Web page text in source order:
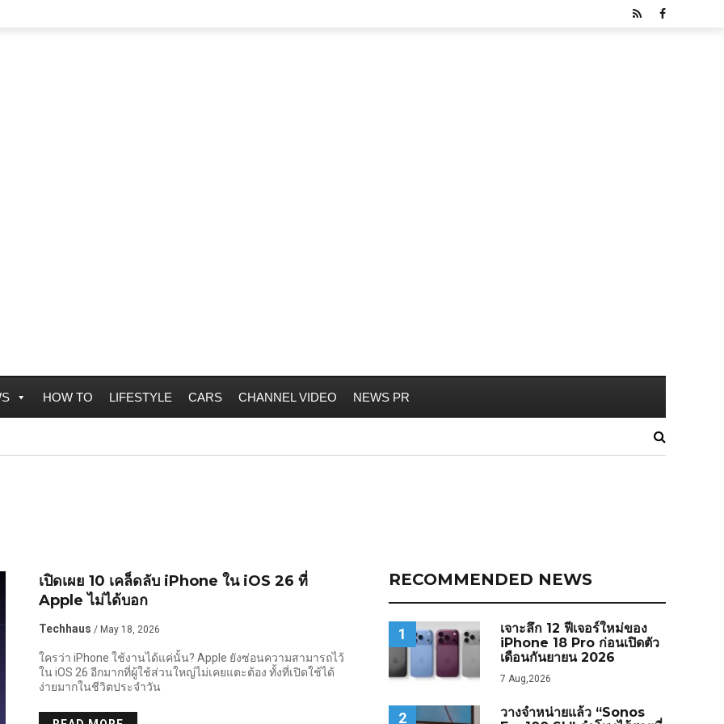
HOW TO LIFESTYLE CARS CHANNEL VIDEO NEWS PR
เปิดเผย 10 เคล็ดลับ iPhone ใน iOS 26 ที่
Apple ไม่ได้บอก
Techhaus / May 18, 2026
ใครว่า iPhone ใช้งานได้แค่นั้น? Apple ยังซ่อนความสามารถไว้
ใน iOS 26 อีกมากที่ผู้ใช้ส่วนใหญ่ไม่เคยแตะต้อง ทั้งที่เปิดใช้ได้
ง่ายมากในชีวิตประจำวัน
RECOMMENDED NEWS
1
เจาะลึก 12 ฟีเจอร์ใหม่ของ
iPhone 18 Pro ก่อนเปิดตัว
เดือนกันยายน 2026
7 Aug,2026
2
วางจำหน่ายแล้ว “Sonos